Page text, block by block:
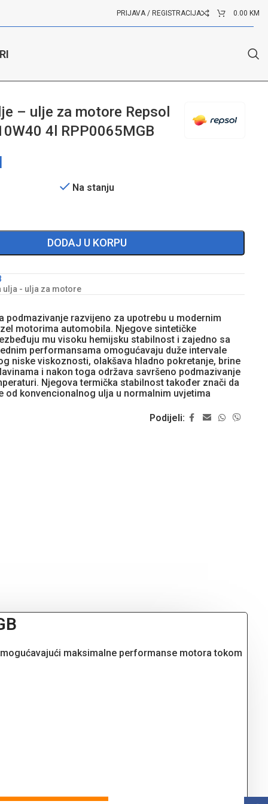
PRIJAVA / REGISTRACIJA 0.00 KM
– ulje za motore Repsol
4l RPP0065MGB
Na stanju
DODAJ U KORPU
ulja - ulja za motore
podmazivanje razvijeno za upotrebu u modernim
motorima automobila. Njegove sintetičke
mu visoku hemijsku stabilnost i zajedno sa
performansama omogućavaju duže intervale
niske viskoznosti, olakšava hladno pokretanje, brine
i nakon toga održava savršeno podmazivanje
Njegova termička stabilnost također znači da
od konvencionalnog ulja u normalnim uvjetima
Podijeli:
maksimalne performanse motora tokom